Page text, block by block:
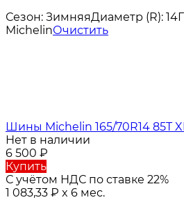
Сезон: ЗимняяДиаметр (R): 14
MichelinОчистить
Шины Michelin 165/70R14 85T
Нет в наличии
6 500 ₽
Купить
С учётом НДС по ставке 22%
1 083,33 ₽ x 6 мес.